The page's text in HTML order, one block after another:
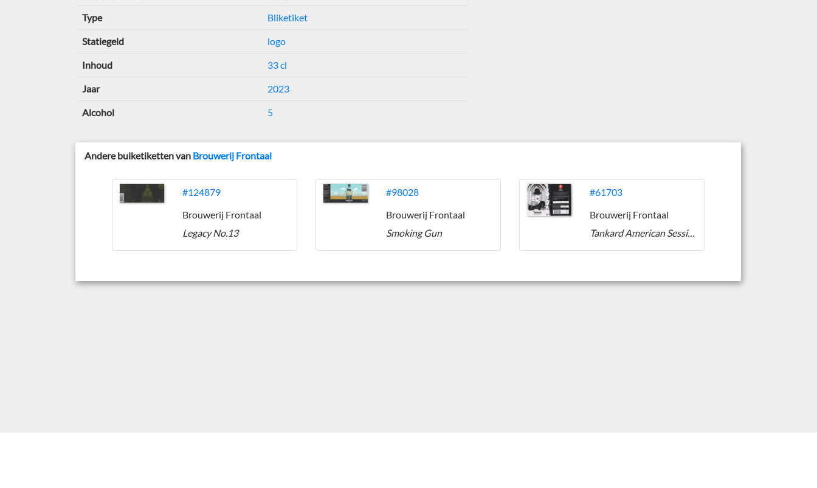
Type Bliketiket
Statiegeld logo
Inhoud 33 cl
Jaar 2023
Alcohol 5
Andere buiketiketten van Brouwerij Frontaal
#124879
Brouwerij Frontaal
Legacy No.13
#98028
Brouwerij Frontaal
Smoking Gun
#61703
Brouwerij Frontaal
Tankard American Session Ale